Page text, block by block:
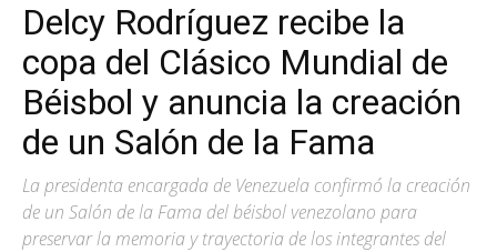
Delcy Rodríguez recibe la
copa del Clásico Mundial de
Béisbol y anuncia la creación
de un Salón de la Fama
La presidenta encargada de Venezuela confirmó la creación
de un Salón de la Fama del béisbol venezolano para
preservar la memoria y trayectoria de los integrantes del